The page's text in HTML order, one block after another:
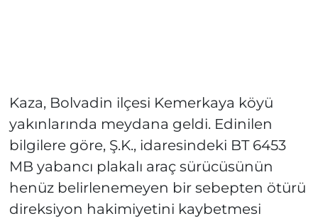
Kaza, Bolvadin ilçesi Kemerkaya köyü
yakınlarında meydana geldi. Edinilen
bilgilere göre, Ş.K., idaresindeki BT 6453
MB yabancı plakalı araç sürücüsünün
henüz belirlenemeyen bir sebepten ötürü
direksiyon hakimiyetini kaybetmesi